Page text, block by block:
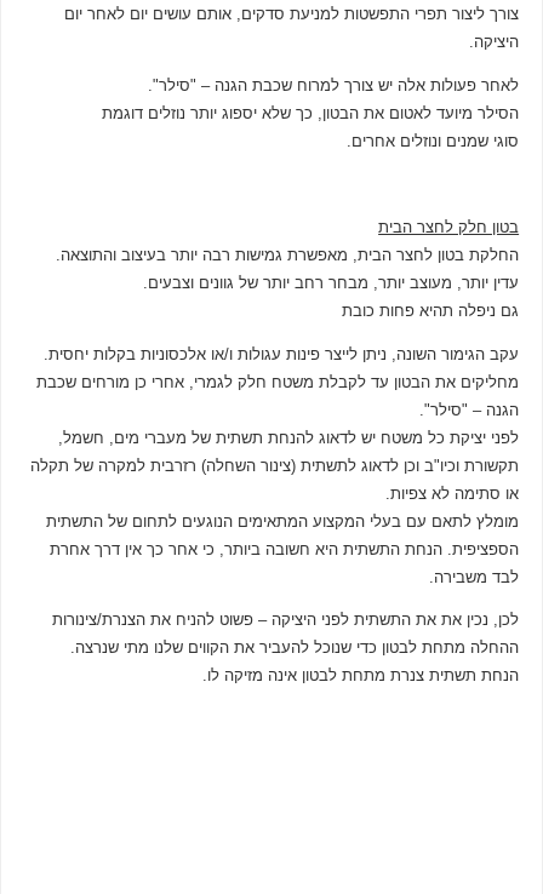
צורך ליצור תפרי התפשטות למניעת סדקים, אותם עושים יום לאחר יום
היציקה.
לאחר פעולות אלה יש צורך למרוח שכבת הגנה – "סילר".
הסילר מיועד לאטום את הבטון, כך שלא יספוג יותר נוזלים דוגמת
סוגי שמנים ונוזלים אחרים.
בטון חלק לחצר הבית
החלקת בטון לחצר הבית, מאפשרת גמישות רבה יותר בעיצוב והתוצאה.
עדין יותר, מעוצב יותר, מבחר רחב יותר של גוונים וצבעים.
גם ניפלה תהיא פחות כובת
עקב הגימור השונה, ניתן לייצר פינות עגולות ו/או אלכסוניות בקלות יחסית.
מחליקים את הבטון עד לקבלת משטח חלק לגמרי, אחרי כן מורחים שכבת
הגנה – "סילר".
לפני יציקת כל משטח יש לדאוג להנחת תשתית של מעברי מים, חשמל,
תקשורת וכיו"ב וכן לדאוג לתשתית (צינור השחלה) רזרבית למקרה של תקלה
או סתימה לא צפיות.
מומלץ לתאם עם בעלי המקצוע המתאימים הנוגעים לתחום של התשתית
הספציפית. הנחת התשתית היא חשובה ביותר, כי אחר כך אין דרך אחרת
לבד משבירה.
לכן, נכין את את התשתית לפני היציקה – פשוט להניח את הצנרת/צינורות
ההחלה מתחת לבטון כדי שנוכל להעביר את הקווים שלנו מתי שנרצה.
הנחת תשתית צנרת מתחת לבטון אינה מזיקה לו.